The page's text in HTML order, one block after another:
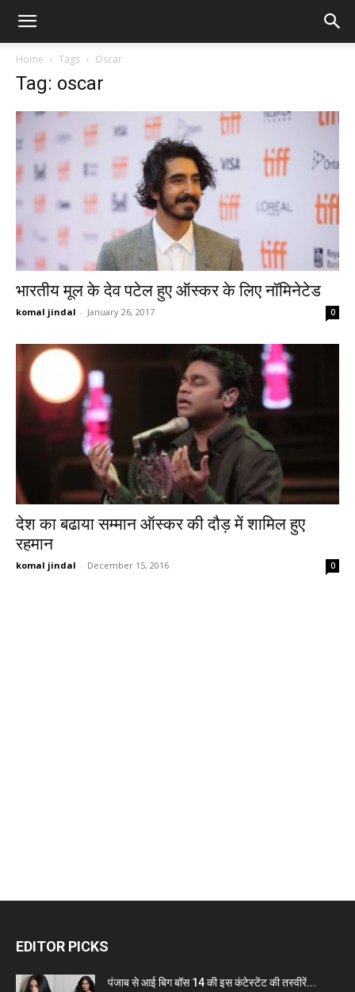
Home Tags Oscar
Tag: oscar
भारतीय मूल के देव पटेल हुए ऑस्कर के लिए नॉमिनेटेड
komal jindal - January 26, 2017 0
देश का बढाया सम्मान ऑस्कर की दौड़ में शामिल हुए
रहमान
komal jindal - December 15, 2016 0
EDITOR PICKS
पंजाब से आई बिग बॉस 14 की इस कंटेस्टेंट की तस्वीरें...